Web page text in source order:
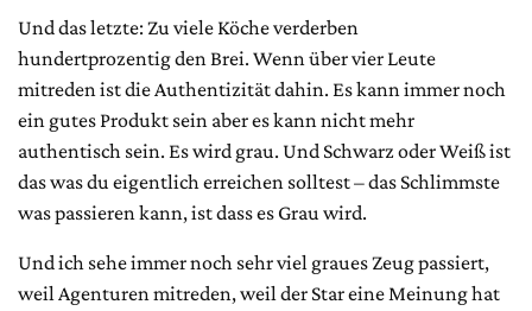
Und das letzte: Zu viele Köche verderben
hundertprozentig den Brei. Wenn über vier Leute
mitreden ist die Authentizität dahin. Es kann immer noch
ein gutes Produkt sein aber es kann nicht mehr
authentisch sein. Es wird grau. Und Schwarz oder Weiß ist
das was du eigentlich erreichen solltest – das Schlimmste
was passieren kann, ist dass es Grau wird.
Und ich sehe immer noch sehr viel graues Zeug passiert,
weil Agenturen mitreden, weil der Star eine Meinung hat